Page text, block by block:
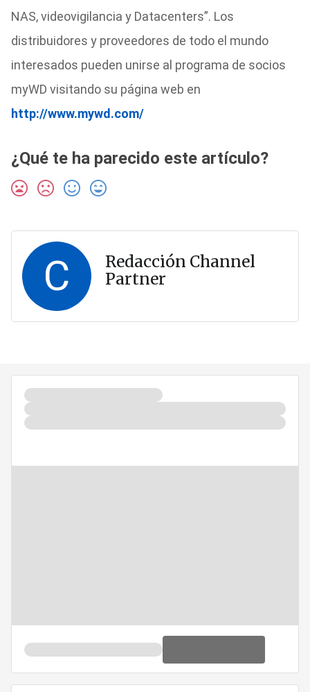
NAS, videovigilancia y Datacenters”. Los
distribuidores y proveedores de todo el mundo
interesados pueden unirse al programa de socios
myWD visitando su página web en
http://www.mywd.com/
¿Qué te ha parecido este artículo?
C
Redacción Channel
Partner